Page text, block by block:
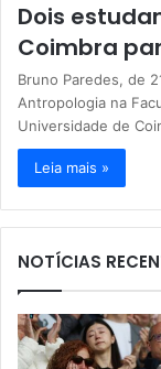
Dois
Coimbra
Bruno Paredes, de
Antropologia na
Universidade de
Leia mais »
NOTÍCIAS